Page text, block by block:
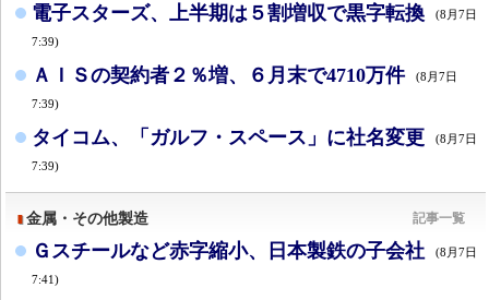
電子スターズ、上半期は５割増収で黒字転換 (8月7日
7:39)
ＡＩＳの契約者２％増、６月末で4710万件 (8月7日
7:39)
タイコム、「ガルフ・スペース」に社名変更 (8月7日
7:39)
金属・その他製造 記事一覧
Ｇスチールなど赤字縮小、日本製鉄の子会社 (8月7日
7:41)